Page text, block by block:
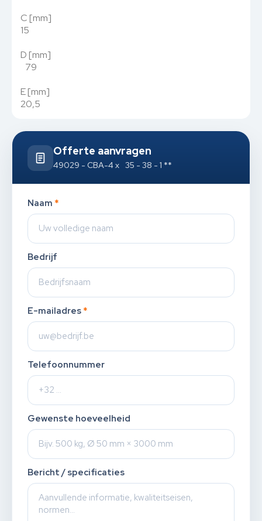
C [mm]
15
D [mm]
79
E [mm]
20,5
Offerte aanvragen
49029 - CBA-4 x 35 - 38 - 1 **
Naam *
Bedrijf
E-mailadres *
Telefoonnummer
Gewenste hoeveelheid
Bericht / specificaties